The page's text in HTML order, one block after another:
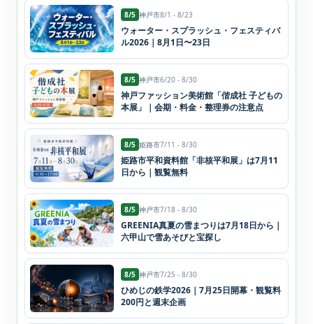
8/5 神戸市8/1 - 8/23
ウォーター・スプラッシュ・フェスティバ
ル2026｜8月1日〜23日
8/5 神戸市6/20 - 8/30
神戸ファッション美術館「偕成社 子どもの
本展」｜会期・料金・整理券の注意点
8/5 姫路市7/11 - 8/30
姫路市平和資料館「非核平和展」は7月11
日から｜観覧無料
8/5 神戸市7/18 - 8/30
GREENIA真夏の雪まつりは7月18日から｜
六甲山で雪あそびと宝探し
8/5 神戸市7/25 - 8/30
ひめじの鉄学2026｜7月25日開幕・観覧料
200円と週末企画